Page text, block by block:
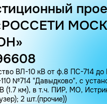
ВЛ-10 кВ от ф.8 ПС-714 до
№714 "Давыдково", с
(1.7 км), в т.ч. ПИР, МО,
2 шт.(прочие))